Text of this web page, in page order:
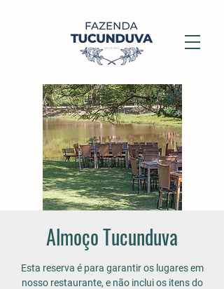
Almoço Tucunduva
Esta reserva é para garantir os lugares em
nosso restaurante, e não inclui os itens do